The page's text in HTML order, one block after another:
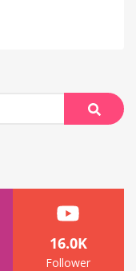
Suche
16.0K
Follower